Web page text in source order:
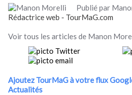
Publié par
Rédactrice web - TourMaG.com
Voir tous les articles de Manon
Ajoutez TourMaG à votre flux
Actualités